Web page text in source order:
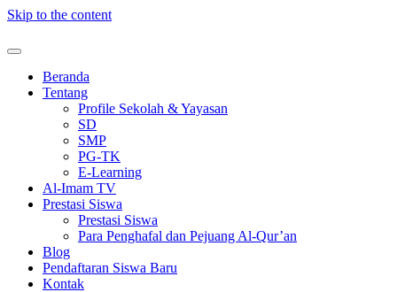
Skip to the content
Beranda
Tentang
Profile Sekolah & Yayasan
SD
SMP
PG-TK
E-Learning
Al-Imam TV
Prestasi Siswa
Prestasi Siswa
Para Penghafal dan Pejuang Al-Qur’an
Blog
Pendaftaran Siswa Baru
Kontak